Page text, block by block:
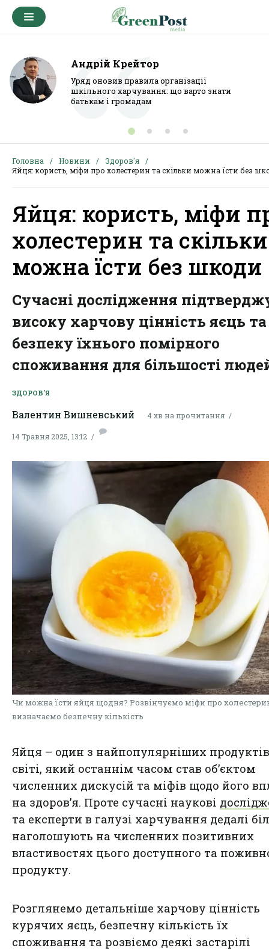
Андрій Крейтор
Уряд оновив правила організації
шкільного харчування: що варто знати
батькам і громадам
Головна Новини
Здоров'я
Яйця: користь, міфи про холестерин та скільки можна їсти без
Яйця: користь, міфи
холестерин та скільки
можна їсти без шкоди
Сучасні дослідження
високу харчову цінність яєць та
безпеку їхнього помірного
споживання для більшості
ЗДОРОВ'Я
Валентин Вишневський 4 хв на прочитання
14 Травня 2025, 13:12
Чи можна їсти яйця щодня? Розвінчуємо міфи про
визначаємо безпечну кількість
Яйця – один з найпопулярніших
світі, який останнім часом став об’єктом
численних дискусій та міфів щодо його
на здоров’я. Проте сучасні наукові
та експерти в галузі харчування дедалі
наголошують на численних позитивних
властивостях цього доступного та
продукту.
Розглянемо детальніше харчову цінність
курячих яєць, безпечну кількість їх
споживання та розвіємо деякі застарілі